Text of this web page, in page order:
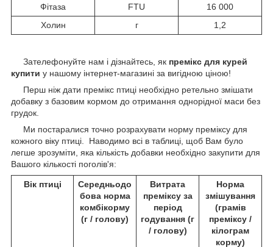
Фітаза FTU
16 000
Холин
г 1,2
Зателефонуйте нам і дізнайтесь, як премікс для курей
купити у нашому інтернет-магазині за вигідною ціною!
Перш ніж дати премікс птиці необхідно ретельно змішати
добавку з базовим кормом до отримання однорідної маси без
грудок.
Ми постаралися точно розрахувати норму преміксу для
кожного віку птиці. Наводимо всі в таблиці, щоб Вам було
легше зрозуміти, яка кількість добавки необхідно закупити для
Вашого кількості поголів'я:
Вік птиці
Середньодо
бова норма
комбікорму
(г / голову)
Витрата
преміксу за
період
годування (г
/ голову)
Норма
змішування
(грамів
преміксу /
кілограм
корму)